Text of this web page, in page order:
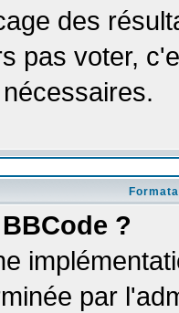
des
pas voter,
?
par